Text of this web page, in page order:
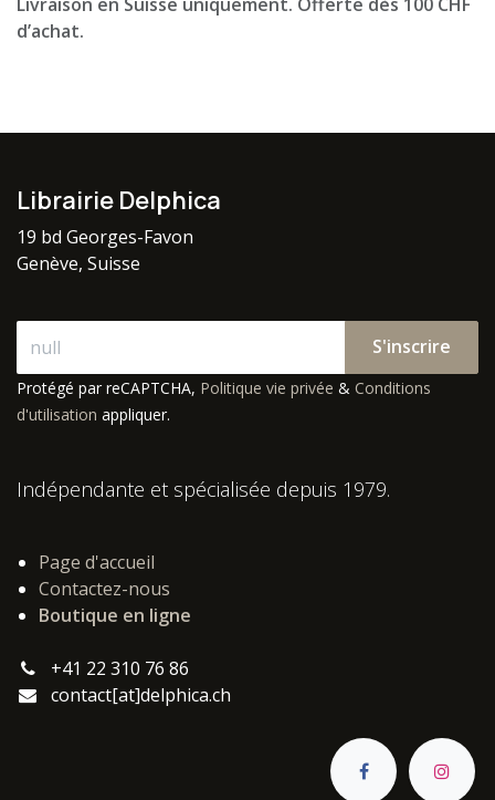
d’achat.
Librairie Delphica
19 bd Georges-Favon
Genève, Suisse
S'inscrire
Protégé par reCAPTCHA, Politique vie privée & Conditions
d'utilisation appliquer.
Indépendante et spécialisée depuis 1979.
Page d'accueil
Contactez-nous
Boutique en ligne
+41 22 310 76 86
contact[at]delphica.ch